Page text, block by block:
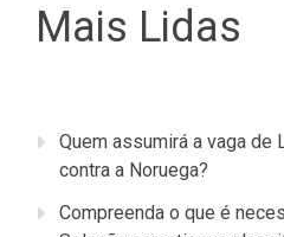
Mais Lidas
Quem assumirá a vaga de
contra a Noruega?
Compreenda o que é